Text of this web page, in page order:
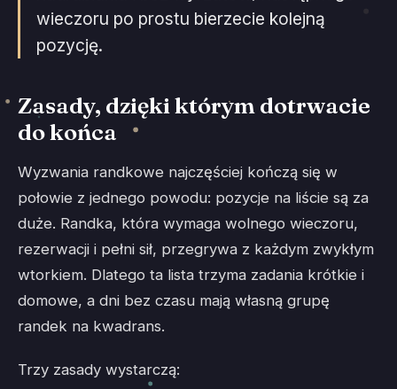
wieczoru po prostu bierzecie kolejną
pozycję.
Zasady, dzięki którym dotrwacie
do końca
Wyzwania randkowe najczęściej kończą się w
połowie z jednego powodu: pozycje na liście są za
duże. Randka, która wymaga wolnego wieczoru,
rezerwacji i pełni sił, przegrywa z każdym zwykłym
wtorkiem. Dlatego ta lista trzyma zadania krótkie i
domowe, a dni bez czasu mają własną grupę
randek na kwadrans.
Trzy zasady wystarczą: